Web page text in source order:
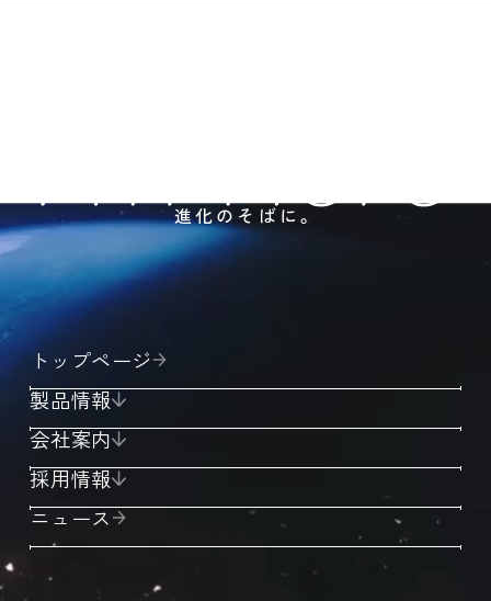
進化のそばに。
トップページ
会社案内
採用情報
ニュース
製品情報